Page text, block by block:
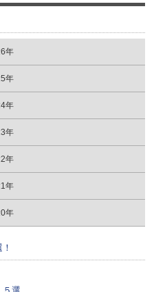
年
年
年
年
年
年
年